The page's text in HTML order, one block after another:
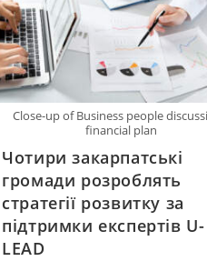
Close-up of Business people
financial plan
Чотири закарпатські
громади розроблять
стратегії розвитку за
підтримки експертів U-
LEAD